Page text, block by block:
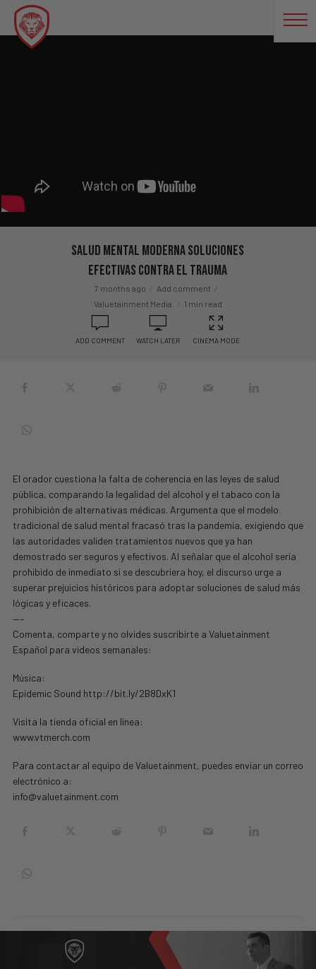
Salud Mental Moderna Soluciones
Efectivas Contra El Trauma
7 months ago
Add comment
Valuetainment Media
1 min read
ADD COMMENT WATCH LATER CINEMA MODE
El orador cuestiona la falta de coherencia en las leyes de salud
pública, comparando la legalidad del alcohol y el tabaco con la
prohibición de alternativas médicas. Argumenta que el modelo
tradicional de salud mental fracasó tras la pandemia, exigiendo que
las autoridades validen tratamientos nuevos que ya han
demostrado ser seguros y efectivos. Al señalar que el alcohol sería
prohibido de inmediato si se descubriera hoy, el discurso urge a
superar prejuicios históricos para adoptar soluciones de salud más
lógicas y eficaces.
—–
Comenta, comparte y no olvides suscribirte a Valuetainment
Español para videos semanales:
Música:
Epidemic Sound http://bit.ly/2B8DxK1
Visita la tienda oficial en línea:
www.vtmerch.com
Para contactar al equipo de Valuetainment, puedes enviar un correo
electrónico a:
info@valuetainment.com